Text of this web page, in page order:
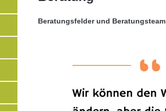
Beratungsfelder und Beratungsteam